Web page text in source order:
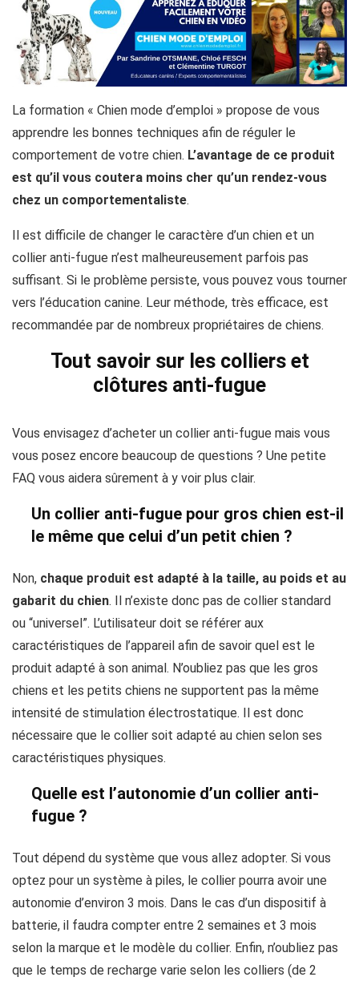
La formation « Chien mode d’emploi » propose de vous
apprendre les bonnes techniques afin de réguler le
comportement de votre chien. L’avantage de ce produit
est qu’il vous coutera moins cher qu’un rendez-vous
chez un comportementaliste.
Il est difficile de changer le caractère d’un chien et un
collier anti-fugue n’est malheureusement parfois pas
suffisant. Si le problème persiste, vous pouvez vous tourner
vers l’éducation canine. Leur méthode, très efficace, est
recommandée par de nombreux propriétaires de chiens.
Tout savoir sur les colliers et
clôtures anti-fugue
Vous envisagez d’acheter un collier anti-fugue mais vous
vous posez encore beaucoup de questions ? Une petite
FAQ vous aidera sûrement à y voir plus clair.
Un collier anti-fugue pour gros chien est-il
le même que celui d’un petit chien ?
Non, chaque produit est adapté à la taille, au poids et au
gabarit du chien. Il n’existe donc pas de collier standard
ou “universel”. L’utilisateur doit se référer aux
caractéristiques de l’appareil afin de savoir quel est le
produit adapté à son animal. N’oubliez pas que les gros
chiens et les petits chiens ne supportent pas la même
intensité de stimulation électrostatique. Il est donc
nécessaire que le collier soit adapté au chien selon ses
caractéristiques physiques.
Quelle est l’autonomie d’un collier anti-
fugue ?
Tout dépend du système que vous allez adopter. Si vous
optez pour un système à piles, le collier pourra avoir une
autonomie d’environ 3 mois. Dans le cas d’un dispositif à
batterie, il faudra compter entre 2 semaines et 3 mois
selon la marque et le modèle du collier. Enfin, n’oubliez pas
que le temps de recharge varie selon les colliers (de 2